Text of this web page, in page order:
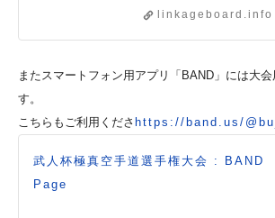
linkageboard.info
またスマートフォン用アプリ「BAND」には大
す。
こちらもご利用くださhttps://band.us/
武人杯極真空手道選手権大会 : BAND
Page